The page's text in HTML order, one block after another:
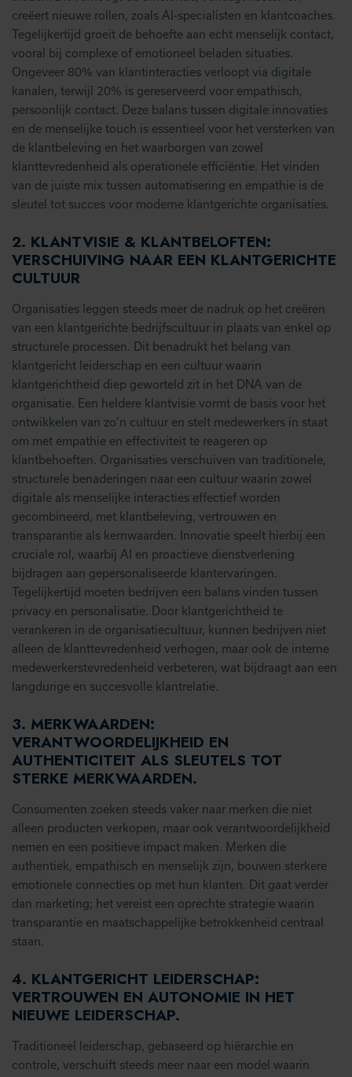
creëert nieuwe rollen, zoals AI-specialisten en klantcoaches.
Tegelijkertijd groeit de behoefte aan echt menselijk contact,
vooral bij complexe of emotioneel beladen situaties.
Ongeveer 80% van klantinteracties verloopt via digitale
kanalen, terwijl 20% is gereserveerd voor empathisch,
persoonlijk contact. Deze balans tussen digitale innovaties
en de menselijke touch is essentieel voor het versterken van
de klantbeleving en het waarborgen van zowel
klanttevredenheid als operationele efficiëntie. Het vinden
van de juiste mix tussen automatisering en empathie is de
sleutel tot succes voor moderne klantgerichte organisaties.
2. KLANTVISIE & KLANTBELOFTEN:
VERSCHUIVING NAAR EEN KLANTGERICHTE
CULTUUR
Organisaties leggen steeds meer de nadruk op het creëren
van een klantgerichte bedrijfscultuur in plaats van enkel op
structurele processen. Dit benadrukt het belang van
klantgericht leiderschap en een cultuur waarin
klantgerichtheid diep geworteld zit in het DNA van de
organisatie. Een heldere klantvisie vormt de basis voor het
ontwikkelen van zo’n cultuur en stelt medewerkers in staat
om met empathie en effectiviteit te reageren op
klantbehoeften. Organisaties verschuiven van traditionele,
structurele benaderingen naar een cultuur waarin zowel
digitale als menselijke interacties effectief worden
gecombineerd, met klantbeleving, vertrouwen en
transparantie als kernwaarden. Innovatie speelt hierbij een
cruciale rol, waarbij AI en proactieve dienstverlening
bijdragen aan gepersonaliseerde klantervaringen.
Tegelijkertijd moeten bedrijven een balans vinden tussen
privacy en personalisatie. Door klantgerichtheid te
verankeren in de organisatiecultuur, kunnen bedrijven niet
alleen de klanttevredenheid verhogen, maar ook de interne
medewerkerstevredenheid verbeteren, wat bijdraagt aan een
langdurige en succesvolle klantrelatie.
3. MERKWAARDEN:
VERANTWOORDELIJKHEID EN
AUTHENTICITEIT ALS SLEUTELS TOT
STERKE MERKWAARDEN.
Consumenten zoeken steeds vaker naar merken die niet
alleen producten verkopen, maar ook verantwoordelijkheid
nemen en een positieve impact maken. Merken die
authentiek, empathisch en menselijk zijn, bouwen sterkere
emotionele connecties op met hun klanten. Dit gaat verder
dan marketing; het vereist een oprechte strategie waarin
transparantie en maatschappelijke betrokkenheid centraal
staan.
4. KLANTGERICHT LEIDERSCHAP:
VERTROUWEN EN AUTONOMIE IN HET
NIEUWE LEIDERSCHAP.
Traditioneel leiderschap, gebaseerd op hiërarchie en
controle, verschuift steeds meer naar een model waarin